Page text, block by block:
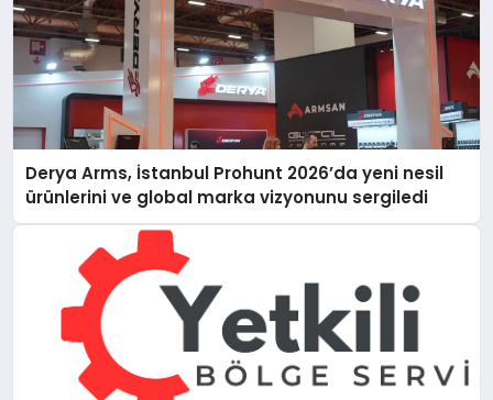
Derya Arms, İstanbul Prohunt 2026’da yeni nesil
ürünlerini ve global marka vizyonunu sergiledi